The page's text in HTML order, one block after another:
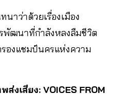
าว่าด้วยเรื่องเมือง
พัฒนาที่กำลังหลงลืมชีวิต
องแชมป์นครแห่งความ
ส่งเสียง: VOICES FROM